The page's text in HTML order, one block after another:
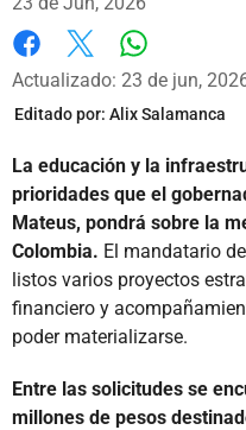
Facebook
X
Actualizado: 23 de jun,
Editado por: Alix Salamanca
La educación y la
prioridades que el
Mateus, pondrá sobre la
Colombia. El mandatario
listos varios proyectos
financiero y
poder materializarse.
Entre las solicitudes se
millones de pesos